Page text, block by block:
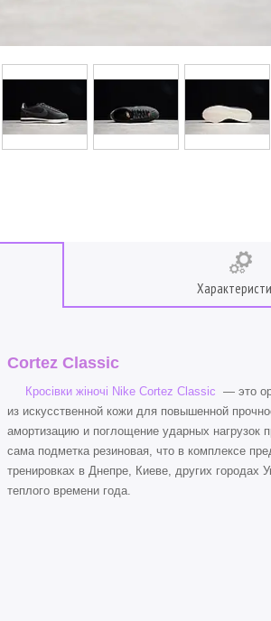
Cortez Classic
Кросівки жіночі Nike Cortez Classic — это
из искусственной кожи для повышенной
амортизацию и поглощение ударных нагрузок
сама подметка резиновая, что в комплексе
тренировках в Днепре, Киеве, других городах
теплого времени года.